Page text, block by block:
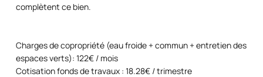
complètent ce bien.
Charges de copropriété (eau froide + commun + entretien des
espaces verts): 122€ / mois
Cotisation fonds de travaux : 18.28€ / trimestre